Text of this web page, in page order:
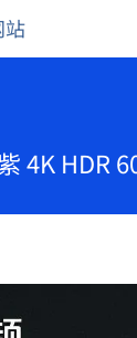
站
4K HDR